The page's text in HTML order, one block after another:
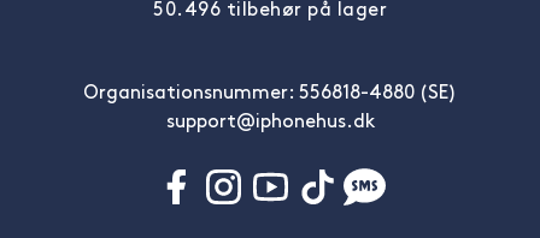
50.496 tilbehør på lager
Organisationsnummer: 556818-4880 (SE)
support@iphonehus.dk